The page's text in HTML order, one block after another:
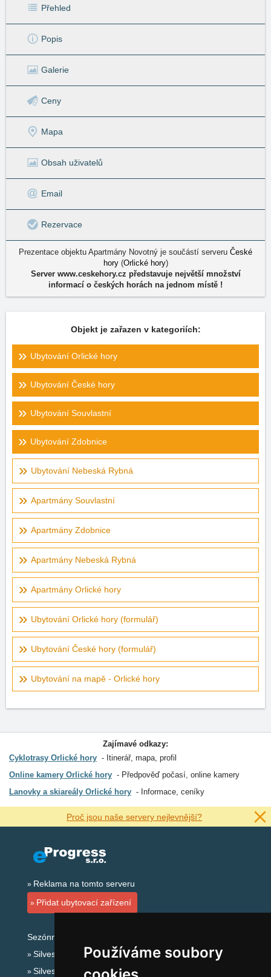
Používáme soubory
Přehled
Popis
Galerie
Ceny
Mapa
Obsah uživatelů
Email
Rezervace
Prezentace objektu Apartmány Novotný je součástí serveru České
hory(Orlické hory)
Server www.ceskehory.cz představuje největší množství
informací o českých horách na jednom místě !
Objekt je zařazen v kategoriích:
Ubytování Orlické hory
Ubytování České hory
Ubytování Souvlastní
Ubytování Zdobnice
Ubytování Nebeská Rybná
Apartmány Souvlastní
Apartmány Zdobnice
Apartmány Nebeská Rybná
Apartmány Orlické hory
Ubytování Orlické hory (formulář)
Ubytování České hory (formulář)
Ubytování na mapě - Orlické hory
Zajímavé odkazy:
Cyklotrasy Orlické hory
Itinerář, mapa, profil
Online kamery Orlické hory
Předpověď počasí, online kamery
Lanovky a skiareály Orlické hory
Informace, ceníky
Proč jsou naše servery nejlevnější?
Reklama na tomto serveru
Přidat ubytovací zařízení
Sezónní odkazy:
Silvester Orlické hory
Silvestr na horách 2025/26